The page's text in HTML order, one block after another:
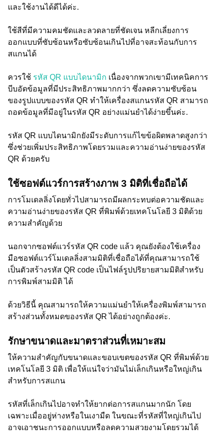
และใช้งานได้ดีได้ค่ะ.
ใช้สีที่มีความคมชัดและลวดลายที่ชัดเจน หลีกเลี่ยงการ
ออกแบบที่ซับซ้อนหรือซับซ้อนเกินไปที่อาจสะท้อนกับการ
สแกนได้
ควรใช้ รหัส QR แบบไดนามิก เนื่องจากพวกเขามีเทคนิคการ
บีบอัดข้อมูลที่มีประสิทธิภาพมากกว่า ซึ่งลดความซับซ้อน
ของรูปแบบของรหัส QR ทำให้เครื่องสแกนรหัส QR สามารถ
ถอดข้อมูลที่มีอยู่ในรหัส QR อย่างแม่นยำได้ง่ายขึ้นค่ะ.
รหัส QR แบบไดนามิกยังมีระดับการแก้ไขข้อผิดพลาดสูงกว่า
ซึ่งช่วยเพิ่มประสิทธิภาพโดยรวมและความอ่านง่ายของรหัส
QR ด้วยครับ
ใช้ซอฟต์แวร์การสร้างภาพ 3 มิติที่เชื่อถือได้
การโมเดลลิ่งโดยทั่วไปสามารถมีผลกระทบต่อความชัดและ
ความอ่านง่ายของรหัส QR ที่พิมพ์ด้วยเทคโนโลยี 3 มิติด้วย
ความสำคัญด้วย
นอกจากซอฟต์แวร์รหัส QR code แล้ว คุณยังต้องใช้เครื่อง
มือซอฟต์แวร์โมเดลลิ่งสามมิติที่เชื่อถือได้ที่คุณสามารถใช้
เป็นตัวสร้างรหัส QR code เป็นไฟล์รูปปริยายสามมิติสำหรับ
การพิมพ์สามมิติ ได้
ด้วยวิธีนี้ คุณสามารถให้ความแม่นยำให้เครื่องพิมพ์สามารถ
สร้างส่วนทั้งหมดของรหัส QR ได้อย่างถูกต้องค่ะ.
รักษาขนาดและมาตราส่วนที่เหมาะสม
ให้ความสำคัญกับขนาดและขอบเขตของรหัส QR ที่พิมพ์ด้วย
เทคโนโลยี 3 มิติ เพื่อให้แน่ใจว่ามันไม่เล็กเกินหรือใหญ่เกิน
สำหรับการสแกน
รหัสที่เล็กเกินไปอาจทำให้ยากต่อการสแกนมากนัก โดย
เฉพาะเมื่ออยู่ห่างหรือในเงามืด ในขณะที่รหัสที่ใหญ่เกินไป
อาจเอาชนะการออกแบบหรือลดความสวยงามโดยรวมได้